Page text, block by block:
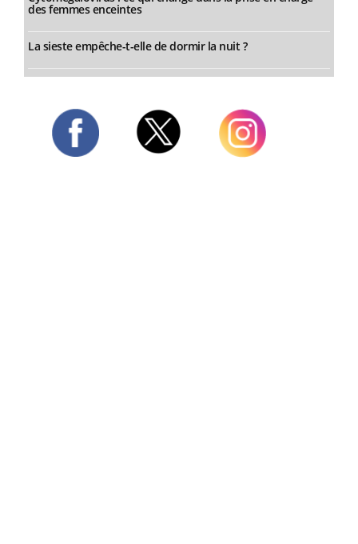
des femmes enceintes
La sieste empêche-t-elle de dormir la nuit ?